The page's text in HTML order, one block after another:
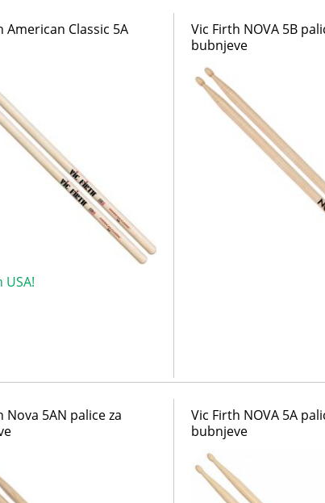
American Classic 5A
USA!
Vic Firth NOVA 5B
bubnjeve
Nova 5AN palice za
Vic Firth NOVA 5A
bubnjeve